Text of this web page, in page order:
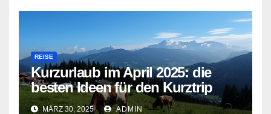
REISE
Kurzurlaub im April 2025: die
besten Ideen für den Kurztrip
MÄRZ 30, 2025 ADMIN